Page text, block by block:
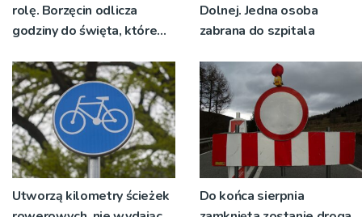
rolę. Borzęcin odlicza
godziny do święta, które
pokoleń
Dolnej. Jedna osoba
zabrana do szpitala
Utworzą kilometry ścieżek
Do końca sierpnia